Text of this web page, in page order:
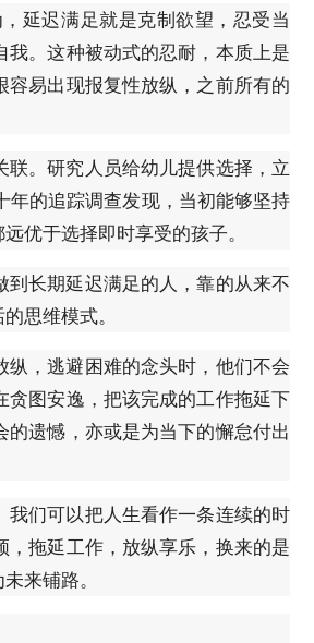
延迟满足就是克制欲望，忍受当
。这种被动式的忍耐，本质上是
易出现报复性放纵，之前所有的
。研究人员给幼儿提供选择，立
的追踪调查发现，当初能够坚持
优于选择即时享受的孩子。
长期延迟满足的人，靠的从来不
思维模式。
，逃避困难的念头时，他们不会
图安逸，把该完成的工作拖延下
遗憾，亦或是为当下的懈怠付出
们可以把人生看作一条连续的时
拖延工作，放纵享乐，换来的是
来铺路。